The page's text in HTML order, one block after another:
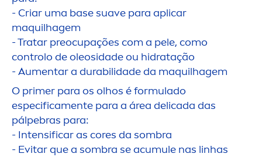
- Criar uma base suave para aplicar
maquilhagem
- Tratar preocupações com a pele, como
controlo de oleosidade ou hidratação
- Aumentar a durabilidade da maquilhagem
O primer para os olhos é formulado
especificamente para a área delicada das
pálpebras para:
- Intensificar as cores da sombra
- Evitar que a sombra se acumule nas linhas